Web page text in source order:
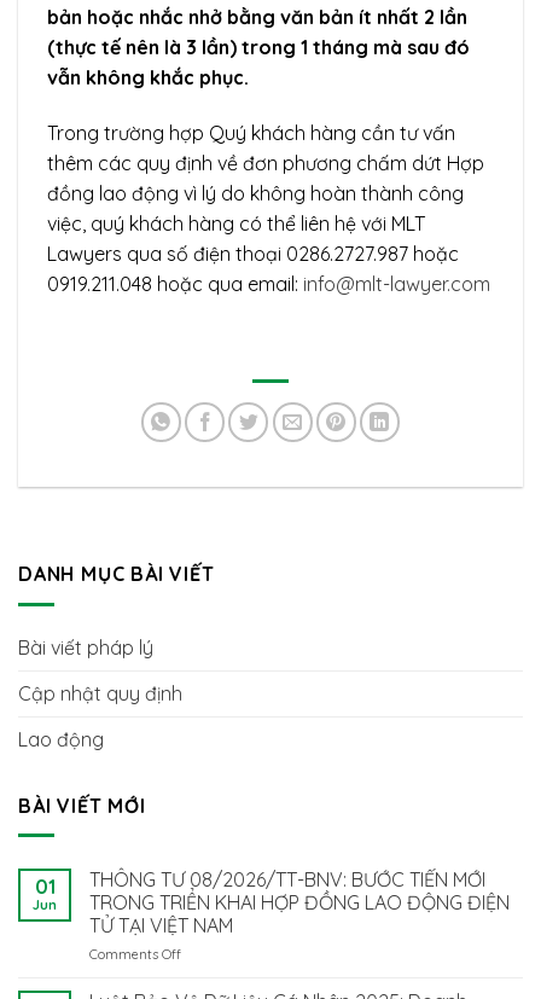
bản hoặc nhắc nhở bằng văn bản ít nhất 2 lần
(thực tế nên là 3 lần) trong 1 tháng mà sau đó
vẫn không khắc phục.
Trong trường hợp Quý khách hàng cần tư vấn
thêm các quy định về đơn phương chấm dứt Hợp
đồng lao động vì lý do không hoàn thành công
việc, quý khách hàng có thể liên hệ với MLT
Lawyers qua số điện thoại 0286.2727.987 hoặc
0919.211.048 hoặc qua email: info@mlt-lawyer.com
DANH MỤC BÀI VIẾT
Bài viết pháp lý
Cập nhật quy định
Lao động
BÀI VIẾT MỚI
01
Jun
THÔNG TƯ 08/2026/TT-BNV: BƯỚC TIẾN MỚI
TRONG TRIỂN KHAI HỢP ĐỒNG LAO ĐỘNG ĐIỆN
TỬ TẠI VIỆT NAM
Comments Off